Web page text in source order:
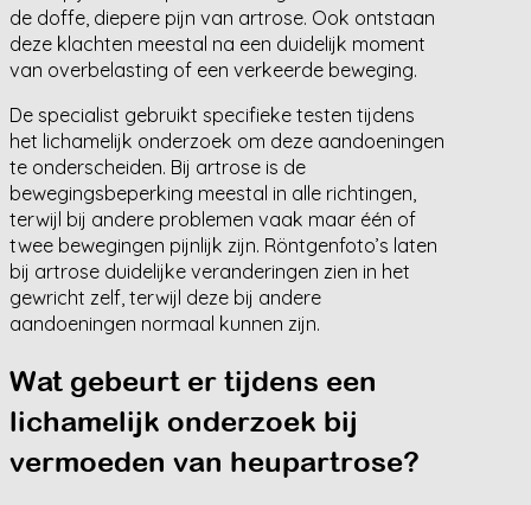
de doffe, diepere pijn van artrose. Ook ontstaan
deze klachten meestal na een duidelijk moment
van overbelasting of een verkeerde beweging.
De specialist gebruikt specifieke testen tijdens
het lichamelijk onderzoek om deze aandoeningen
te onderscheiden. Bij artrose is de
bewegingsbeperking meestal in alle richtingen,
terwijl bij andere problemen vaak maar één of
twee bewegingen pijnlijk zijn. Röntgenfoto’s laten
bij artrose duidelijke veranderingen zien in het
gewricht zelf, terwijl deze bij andere
aandoeningen normaal kunnen zijn.
Wat gebeurt er tijdens een
lichamelijk onderzoek bij
vermoeden van heupartrose?